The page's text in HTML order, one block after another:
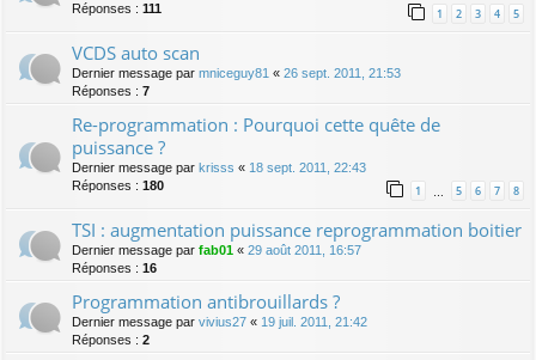
Réponses : 111 1 2 3 4 5
VCDS auto scan
Dernier message par mniceguy81 « 26 sept. 2011, 21:53
Réponses : 7
Re-programmation : Pourquoi cette quête de
puissance ?
Dernier message par krisss « 18 sept. 2011, 22:43
Réponses : 180 1 … 5 6 7 8
TSI : augmentation puissance reprogrammation boitier
Dernier message par fab01 « 29 août 2011, 16:57
Réponses : 16
Programmation antibrouillards ?
Dernier message par vivius27 « 19 juil. 2011, 21:42
Réponses : 2